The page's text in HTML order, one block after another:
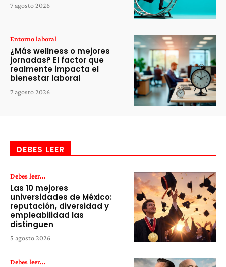
7 agosto 2026
Entorno laboral
¿Más wellness o mejores
jornadas? El factor que
realmente impacta el
bienestar laboral
7 agosto 2026
DEBES LEER
Debes leer...
Las 10 mejores
universidades de México:
reputación, diversidad y
empleabilidad las
distinguen
5 agosto 2026
Debes leer...